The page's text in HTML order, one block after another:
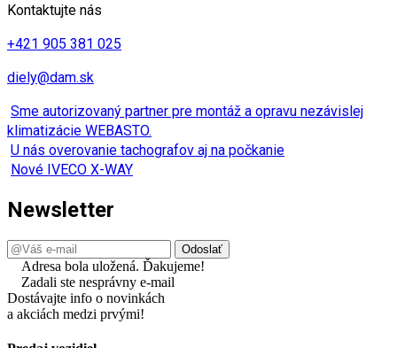
Kontaktujte nás
+421 905 381 025
diely@dam.sk
Sme autorizovaný partner pre montáž a opravu nezávislej
klimatizácie WEBASTO.
U nás overovanie tachografov aj na počkanie
Nové IVECO X-WAY
Newsletter
Adresa bola uložená. Ďakujeme!
Zadali ste nesprávny e-mail
Dostávajte info o novinkách
a akciách medzi prvými!